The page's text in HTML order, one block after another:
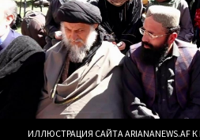
ИЛЛЮСТРАЦИЯ САЙТА